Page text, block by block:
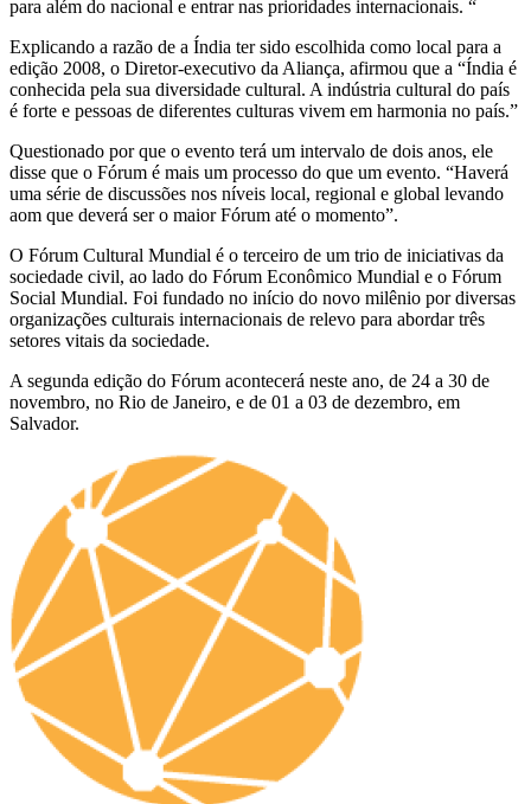
para além do nacional e entrar nas prioridades internacionais. “
Explicando a razão de a Índia ter sido escolhida como local para a
edição 2008, o Diretor-executivo da Aliança, afirmou que a “Índia é
conhecida pela sua diversidade cultural. A indústria cultural do país
é forte e pessoas de diferentes culturas vivem em harmonia no país.”
Questionado por que o evento terá um intervalo de dois anos, ele
disse que o Fórum é mais um processo do que um evento. “Haverá
uma série de discussões nos níveis local, regional e global levando
aom que deverá ser o maior Fórum até o momento”.
O Fórum Cultural Mundial é o terceiro de um trio de iniciativas da
sociedade civil, ao lado do Fórum Econômico Mundial e o Fórum
Social Mundial. Foi fundado no início do novo milênio por diversas
organizações culturais internacionais de relevo para abordar três
setores vitais da sociedade.
A segunda edição do Fórum acontecerá neste ano, de 24 a 30 de
novembro, no Rio de Janeiro, e de 01 a 03 de dezembro, em
Salvador.